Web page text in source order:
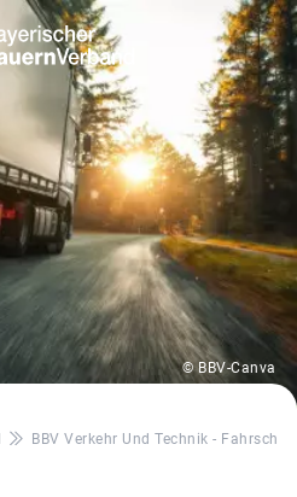
© BBV-Canva
BBV Verkehr Und Technik -